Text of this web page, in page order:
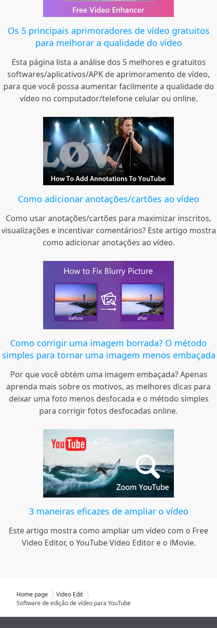
Os 5 principais aprimoradores de vídeo gratuitos
para melhorar a qualidade do vídeo
Esta página lista a análise dos 5 melhores e gratuitos
softwares/aplicativos/APK de aprimoramento de vídeo,
para que você possa aumentar facilmente a qualidade do
vídeo no computador/telefone celular ou online.
Como adicionar anotações/cartões ao vídeo
Como usar anotações/cartões para maximizar inscritos,
visualizações e incentivar comentários? Este artigo mostra
como adicionar anotações ao vídeo.
Como corrigir uma imagem borrada? O método
simples para tornar uma imagem menos embaçada
Por que você obtém uma imagem embaçada? Apenas
aprenda mais sobre os motivos, as melhores dicas para
deixar uma foto menos desfocada e o método simples
para corrigir fotos desfocadas online.
3 maneiras eficazes de ampliar o vídeo
Este artigo mostra como ampliar um vídeo com o Free
Video Editor, o YouTube Video Editor e o iMovie.
Home page
Video Edit
Software de edição de vídeo para YouTube